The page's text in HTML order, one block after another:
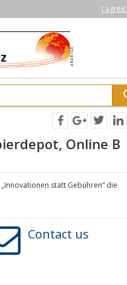
I agree.
Online B
statt Gebühren“ die
Contact us